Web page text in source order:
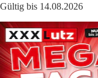
Gültig bis 14.08.2026